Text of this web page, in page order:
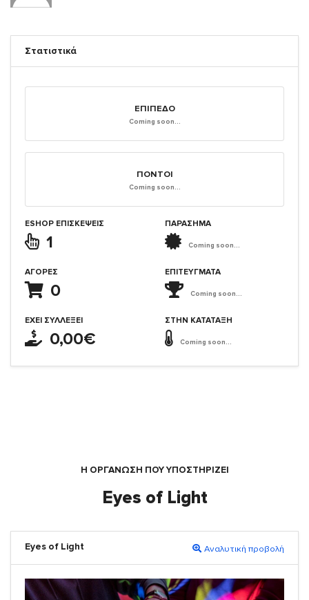
Στατιστικά
ΕΠΊΠΕΔΟ
Coming soon...
ΠΌΝΤΟΙ
Coming soon...
ESHOP ΕΠΙΣΚΈΨΕΙΣ
1
ΑΓΟΡΈΣ
0
ΈΧΕΙ ΣΥΛΛΈΞΕΙ
0,00€
ΠΑΡΑΣΗΜΑ
Coming soon...
ΕΠΙΤΕΎΓΜΑΤΑ
Coming soon...
ΣΤΗΝ ΚΑΤΆΤΑΞΗ
Coming soon...
Η ΟΡΓΆΝΩΣΗ ΠΟΥ ΥΠΟΣΤΗΡΙΖΕΙ
Eyes of Light
Eyes of Light Αναλυτική προβολή